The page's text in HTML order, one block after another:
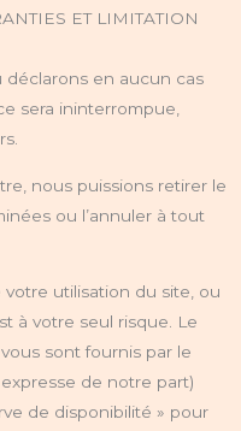
ET LIMITATION
déclarons en aucun cas
sera ininterrompue,
nous puissions retirer le
ou l’annuler à tout
utilisation du site, ou
à votre seul risque. Le
sont fournis par le
de notre part)
de disponibilité » pour